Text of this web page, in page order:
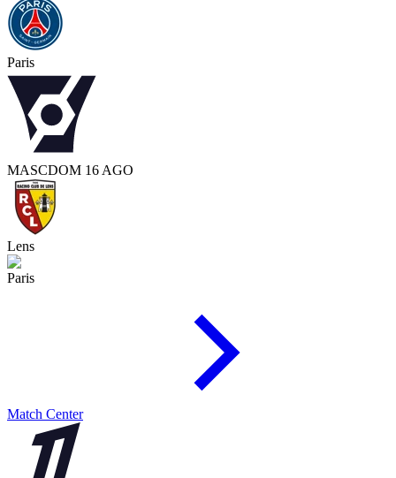
Paris
MASCDOM 16 AGO
Lens
Paris
Match Center